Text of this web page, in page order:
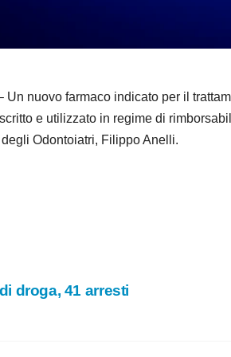
Un nuovo farmaco indicato per il
e utilizzato in regime di
Odontoiatri, Filippo Anelli.
droga, 41 arresti